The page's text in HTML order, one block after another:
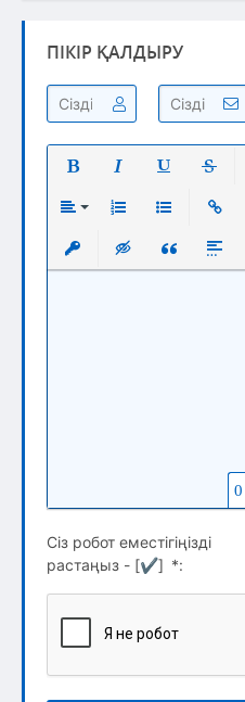
ПІКІР ҚАЛДЫРУ
Выравнивание
Нумерованный
Вставить защищенную
Вставка скрытого
Вставка
0
Сіз робот еместігіңізді
растаңыз - [✔] *: